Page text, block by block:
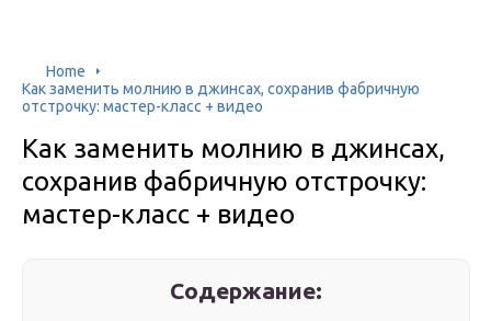
Home
Как заменить молнию в джинсах, сохранив фабричную
отстрочку: мастер-класс + видео
Как заменить молнию в джинсах,
сохранив фабричную отстрочку:
мастер-класс + видео
Содержание: